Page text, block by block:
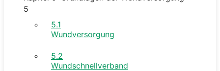
5
5.1
Wundversorgung
5.2
Wundschnellverband